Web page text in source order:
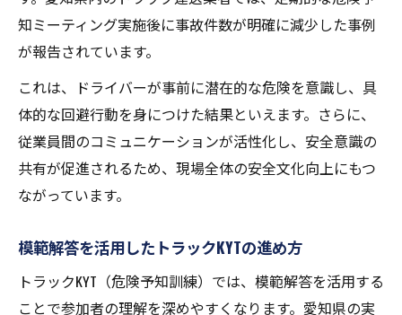
知ミーティング実施後に事故件数が明確に減少した事例
が報告されています。
これは、ドライバーが事前に潜在的な危険を意識し、具
体的な回避行動を身につけた結果といえます。さらに、
従業員間のコミュニケーションが活性化し、安全意識の
共有が促進されるため、現場全体の安全文化向上にもつ
ながっています。
模範解答を活用したトラックKYTの進め方
トラックKYT（危険予知訓練）では、模範解答を活用する
ことで参加者の理解を深めやすくなります。愛知県の実